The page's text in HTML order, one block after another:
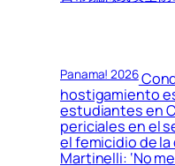
Panama! 2026
hostigamiento
estudiantes en
periciales en el
el femicidio de
Martinelli: ‘No